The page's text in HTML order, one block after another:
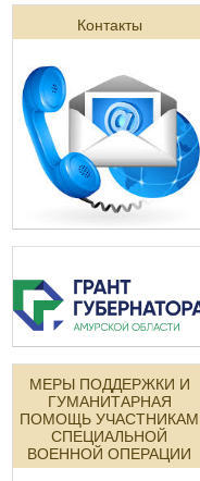
Контакты
МЕРЫ ПОДДЕРЖКИ И
ГУМАНИТАРНАЯ
ПОМОЩЬ УЧАСТНИКАМ
СПЕЦИАЛЬНОЙ
ВОЕННОЙ ОПЕРАЦИИ